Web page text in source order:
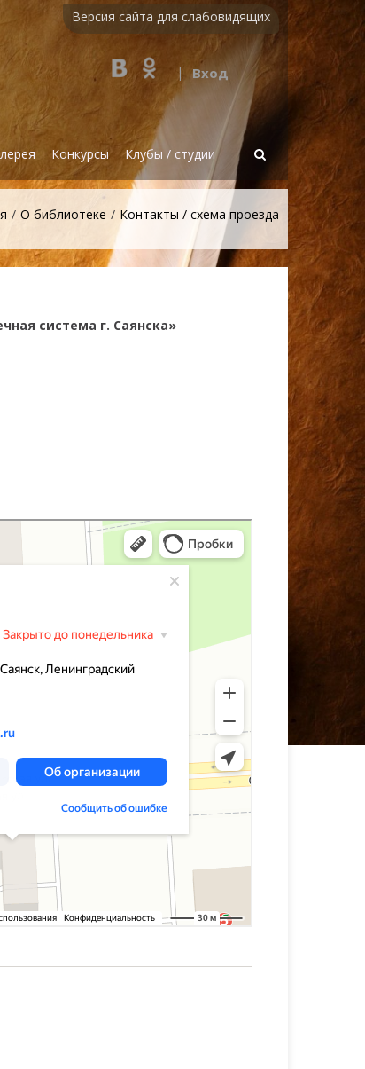
Версия сайта для слабовидящих
| Вход
Конкурсы Клубы / студии
Показать
поиска
О библиотеке Контакты / схема проезда
система г. Саянска»